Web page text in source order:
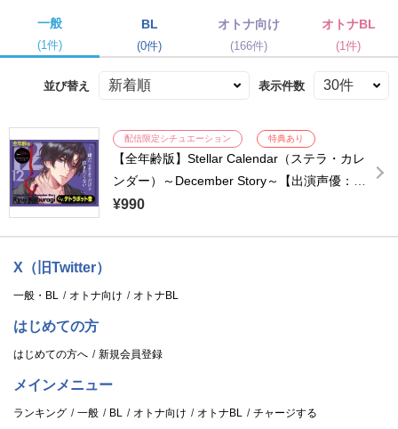
一般
(1件)
BL
(0件)
オトナ向け
(166件)
オトナBL
(1件)
並び替え 表示件数
配信限定シチュエーション 特典あり
【全年齢版】Stellar Calendar（ステラ・カレ
ンダー）～December Story～【出演声優：テ
トラポット登】
¥990
X（旧Twitter）
一般・BL オトナ向け オトナBL
はじめての方
はじめての方へ 新規会員登録
メインメニュー
ランキング 一般 BL オトナ向け オトナBL チャージする